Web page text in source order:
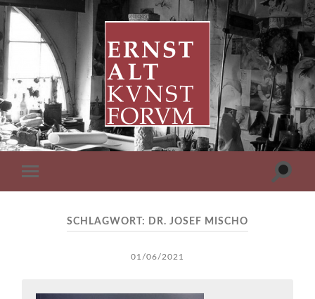
ERNST
ALT
KUNSTFORUM
Menü
SCHLAGWORT: DR. JOSEF MISCHO
01/06/2021